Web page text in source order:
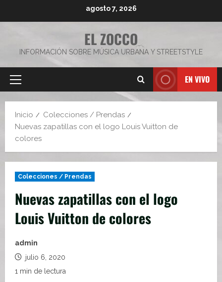
agosto 7, 2026
EL ZOCCO
INFORMACIÓN SOBRE MÚSICA URBANA Y STREETSTYLE
Menú
EN VIVO
Inicio
Colecciones / Prendas
Nuevas zapatillas con el logo Louis Vuitton de
colores
Colecciones / Prendas
Nuevas zapatillas con el logo
Louis Vuitton de colores
admin
julio 6, 2020
1 min de lectura